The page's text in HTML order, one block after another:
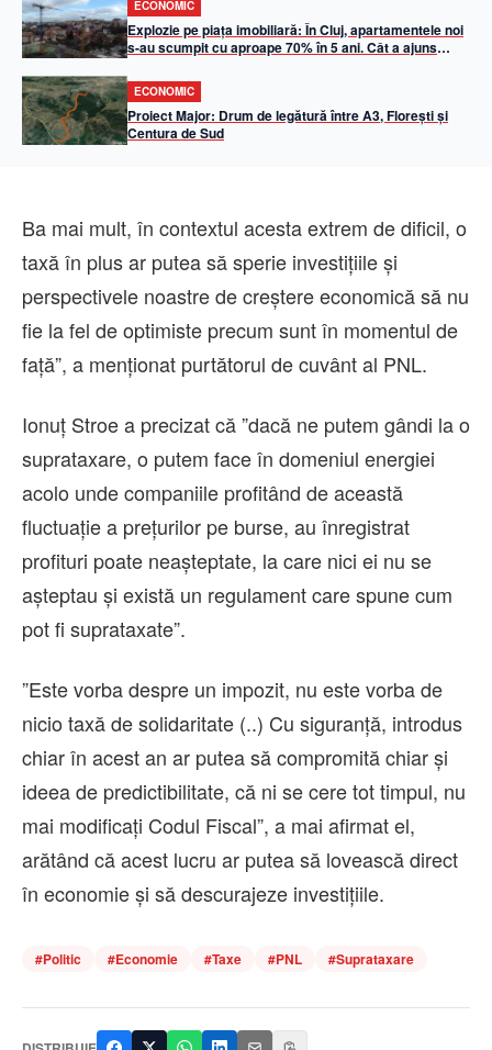
ECONOMIC
Explozie pe piața imobiliară: În Cluj, apartamentele noi
s-au scumpit cu aproape 70% în 5 ani. Cât a ajuns
ECONOMIC
Proiect Major: Drum de legătură între A3, Florești și
Centura de Sud
Ba mai mult, în contextul acesta extrem de dificil, o
taxă în plus ar putea să sperie investiţiile şi
perspectivele noastre de creştere economică să nu
fie la fel de optimiste precum sunt în momentul de
faţă”, a menţionat purtătorul de cuvânt al PNL.
Ionuţ Stroe a precizat că ”dacă ne putem gândi la o
suprataxare, o putem face în domeniul energiei
acolo unde companiile profitând de această
fluctuaţie a preţurilor pe burse, au înregistrat
profituri poate neaşteptate, la care nici ei nu se
aşteptau şi există un regulament care spune cum
pot fi suprataxate”.
”Este vorba despre un impozit, nu este vorba de
nicio taxă de solidaritate (..) Cu siguranţă, introdus
chiar în acest an ar putea să compromită chiar şi
ideea de predictibilitate, că ni se cere tot timpul, nu
mai modificaţi Codul Fiscal”, a mai afirmat el,
arătând că acest lucru ar putea să lovească direct
în economie şi să descurajeze investiţiile.
#Politic #Economie #Taxe #PNL #Suprataxare